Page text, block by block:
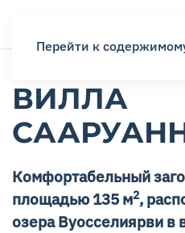
Перейти к
ВИЛЛА
Комфортабельный
площадью 135 м2,
озера Вуосселиярви в